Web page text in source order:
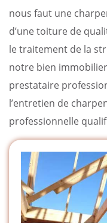
nous faut une
d’une toiture de
le traitement de la
notre bien immobilier
prestataire
l’entretien de
professionnelle